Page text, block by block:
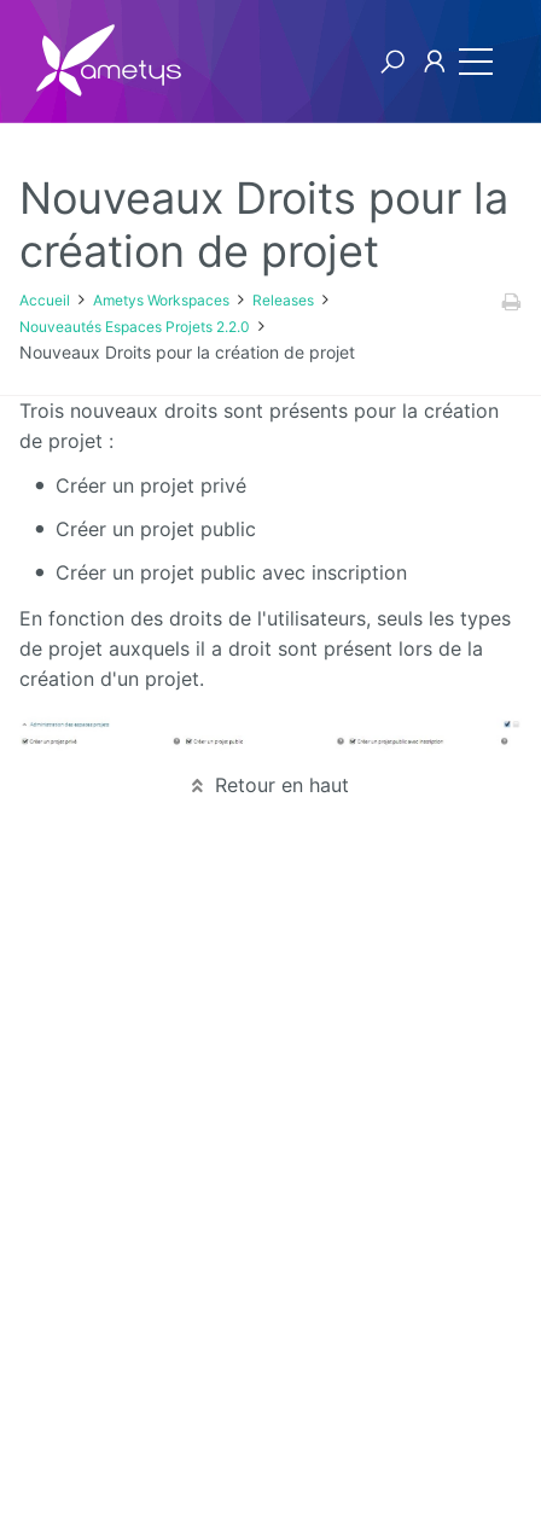
Ametys Workspaces
Releases
v2
v1
Nouveaux Droits pour la
création de projet
Accueil Ametys Workspaces
Releases
Nouveautés Espaces Projets 2.2.0
Nouveaux Droits pour la création de projet
Trois nouveaux droits sont présents pour la création
de projet :
Créer un projet privé
Créer un projet public
Créer un projet public avec inscription
En fonction des droits de l'utilisateurs, seuls les types
de projet auxquels il a droit sont présent lors de la
création d'un projet.
Retour en haut